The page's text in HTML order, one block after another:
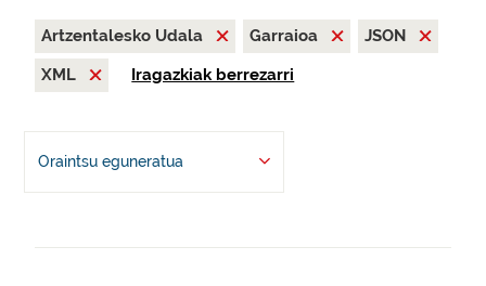
Artzentalesko Udala Garraioa
JSON
XML
Iragazkiak berrezarri
Oraintsu eguneratua